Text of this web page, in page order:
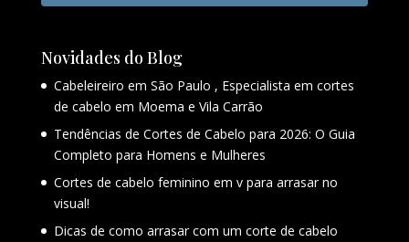
Novidades do Blog
Cabeleireiro em São Paulo , Especialista em cortes
de cabelo em Moema e Vila Carrão
Tendências de Cortes de Cabelo para 2026: O Guia
Completo para Homens e Mulheres
Cortes de cabelo feminino em v para arrasar no
visual!
Dicas de como arrasar com um corte de cabelo